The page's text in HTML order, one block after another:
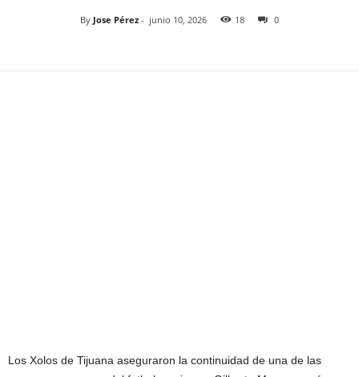
By Jose Pérez - junio 10, 2026 18 0
Los Xolos de Tijuana aseguraron la continuidad de una de las